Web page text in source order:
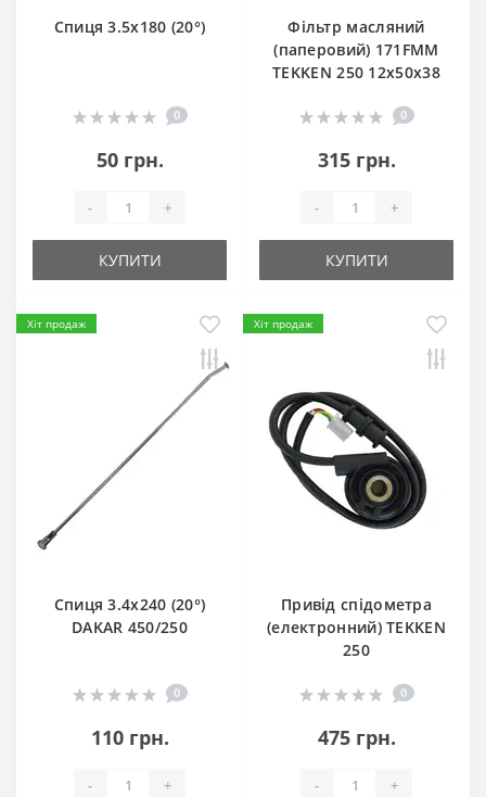
Спиця 3.5х180 (20°)
0
50 грн.
- +
КУПИТИ
Фільтр масляний
(паперовий) 171FMM
TEKKEN 250 12х50х38
0
315 грн.
- +
КУПИТИ
Хіт продаж
Спиця 3.4х240 (20°)
DAKAR 450/250
0
110 грн.
- +
Хіт продаж
Привід спідометра
(електронний) TEKKEN
250
0
475 грн.
- +